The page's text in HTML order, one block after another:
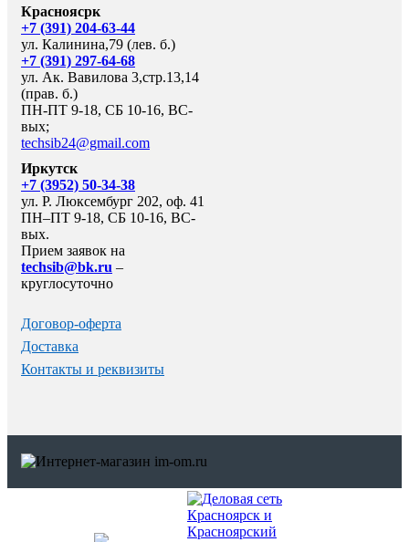
Красноясрк
+7 (391) 204-63-44
ул. Калинина,79 (лев. б.)
+7 (391) 297-64-68
ул. Ак. Вавилова 3,стр.13,14
(прав. б.)
ПН-ПТ 9-18, СБ 10-16, ВС-
вых;
techsib24@gmail.com
Иркутск
+7 (3952) 50-34-38
ул. Р. Люксембург 202, оф. 41
ПН–ПТ 9-18, СБ 10-16, ВС-
вых.
Прием заявок на
techsib@bk.ru –
круглосуточно
Договор-оферта
Доставка
Контакты и реквизиты